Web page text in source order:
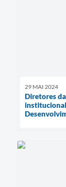
29 MAI 2024
Diretores